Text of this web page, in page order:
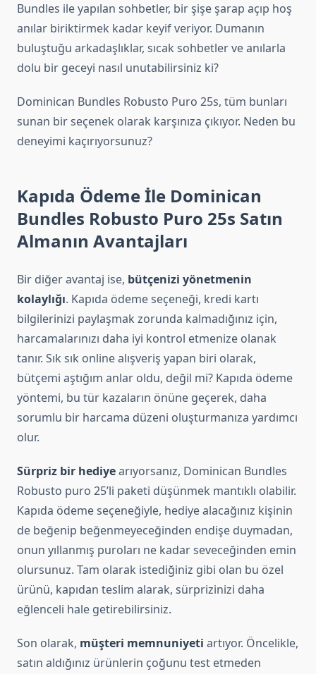
Bundles ile yapılan sohbetler, bir şişe şarap açıp hoş
anılar biriktirmek kadar keyif veriyor. Dumanın
buluştuğu arkadaşlıklar, sıcak sohbetler ve anılarla
dolu bir geceyi nasıl unutabilirsiniz ki?
Dominican Bundles Robusto Puro 25s, tüm bunları
sunan bir seçenek olarak karşınıza çıkıyor. Neden bu
deneyimi kaçırıyorsunuz?
Kapıda Ödeme İle Dominican
Bundles Robusto Puro 25s Satın
Almanın Avantajları
Bir diğer avantaj ise, bütçenizi yönetmenin
kolaylığı. Kapıda ödeme seçeneği, kredi kartı
bilgilerinizi paylaşmak zorunda kalmadığınız için,
harcamalarınızı daha iyi kontrol etmenize olanak
tanır. Sık sık online alışveriş yapan biri olarak,
bütçemi aştığım anlar oldu, değil mi? Kapıda ödeme
yöntemi, bu tür kazaların önüne geçerek, daha
sorumlu bir harcama düzeni oluşturmanıza yardımcı
olur.
Sürpriz bir hediyearıyorsanız, Dominican Bundles
Robusto puro 25’li paketi düşünmek mantıklı olabilir.
Kapıda ödeme seçeneğiyle, hediye alacağınız kişinin
de beğenip beğenmeyeceğinden endişe duymadan,
onun yıllanmış puroları ne kadar seveceğinden emin
olursunuz. Tam olarak istediğiniz gibi olan bu özel
ürünü, kapıdan teslim alarak, sürprizinizi daha
eğlenceli hale getirebilirsiniz.
Son olarak, müşteri memnuniyeti artıyor. Öncelikle,
satın aldığınız ürünlerin çoğunu test etmeden